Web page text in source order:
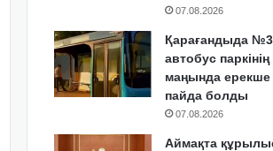
07.08.2026
Қарағандыда №3
автобус паркінің
маңында ерекше
пайда болды
07.08.2026
Аймақта